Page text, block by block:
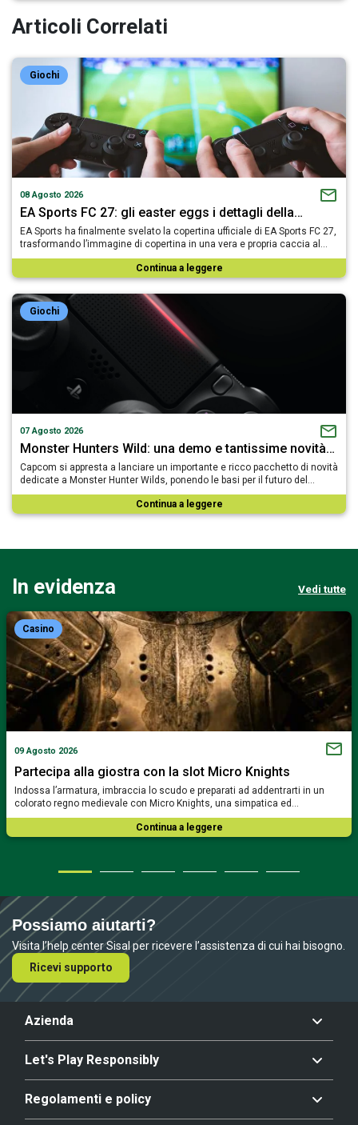
Articoli Correlati
Giochi
08 Agosto 2026
EA Sports FC 27: gli easter eggs i dettagli della…
EA Sports ha finalmente svelato la copertina ufficiale di EA Sports FC 27,
trasformando l’immagine di copertina in una vera e propria caccia al…
Continua a leggere
Giochi
07 Agosto 2026
Monster Hunters Wild: una demo e tantissime novità…
Capcom si appresta a lanciare un importante e ricco pacchetto di novità
dedicate a Monster Hunter Wilds, ponendo le basi per il futuro del…
Continua a leggere
In evidenza Vedi tutte
Casino
09 Agosto 2026
Partecipa alla giostra con la slot Micro Knights
Indossa l’armatura, imbraccia lo scudo e preparati ad addentrarti in un
colorato regno medievale con Micro Knights, una simpatica ed…
Continua a leggere
Possiamo aiutarti?
Visita l’help center Sisal per ricevere l’assistenza di cui hai bisogno.
Ricevi supporto
Azienda
Let's Play Responsibly
Regolamenti e policy